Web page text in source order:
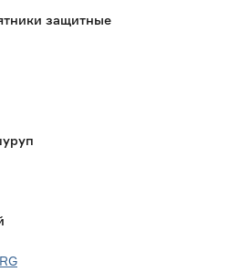
основания;
защитные